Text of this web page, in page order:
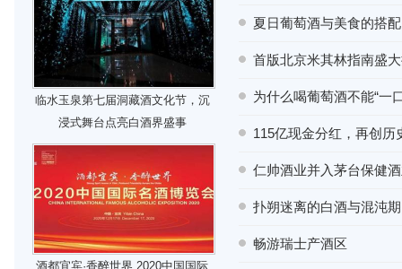
临水玉泉第七届洞藏酒文化节，沉
浸式舞台点亮白酒界盛事
酒都宜宾·香醉世界 2020中国国际
夏日葡萄酒与美食的搭配
首版北京米其林指南盛
为什么喝葡萄酒不能“一
115亿现金分红，再创
仁帅酒业并入茅台保健
扑朔迷离的白酒与混沌期
畅游瑞士产酒区